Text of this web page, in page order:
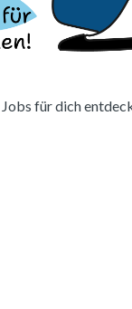
für dich